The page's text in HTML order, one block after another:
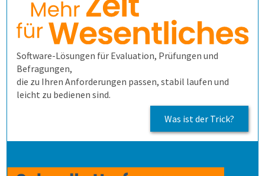
Unternehmen
Team
Firma
Evaluation
Wofür ist es gut?
Wer erfährt was, und wie?
Prüfungen
Software-Lösungen für Evaluation, Prüfungen und
Befragungen,
die zu Ihren Anforderungen passen, stabil laufen und
leicht zu bedienen sind.
Was ist der Trick?